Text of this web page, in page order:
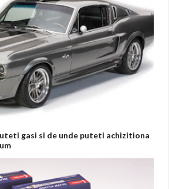
gasi si de unde puteti achizitiona